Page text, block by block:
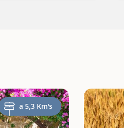
a 5,3 Km's